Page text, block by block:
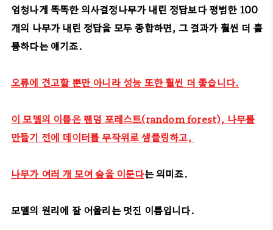
엄청나게 똑똑한 의사결정나무가 내린 정답보다 평범한 100
개의 나무가 내린 정답을 모두 종합하면, 그 결과가 훨씬 더 훌
륭하다는 얘기죠.
오류에 견고할 뿐만 아니라 성능 또한 훨씬 더 좋습니다.
이 모델의 이름은 랜덤 포레스트(random forest), 나무를
만들기 전에 데이터를 무작위로 샘플링하고,
나무가 여러 개 모여 숲을 이룬다는 의미죠.
모델의 원리에 잘 어울리는 멋진 이름입니다.